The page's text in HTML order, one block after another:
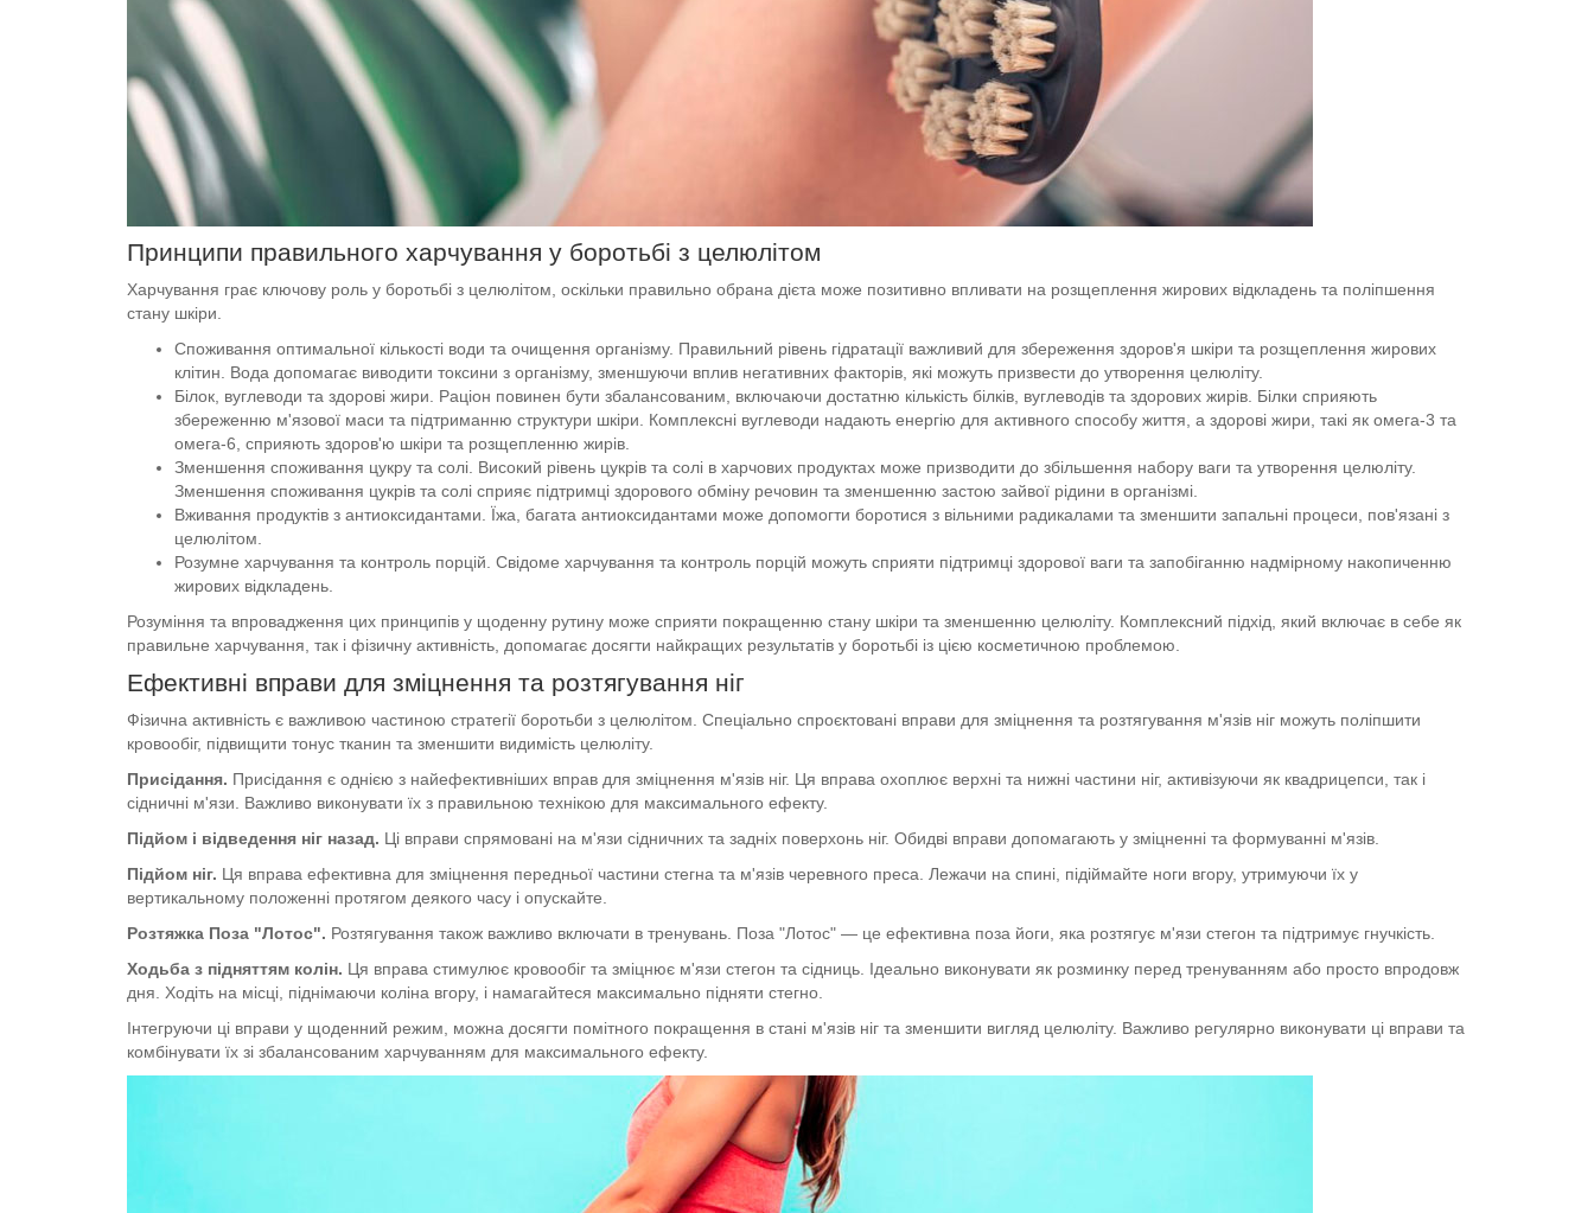
Принципи правильного харчування у боротьбі з целюлітом
Харчування грає ключову роль у боротьбі з целюлітом, оскільки правильно обрана дієта може позитивно впливати на розщеплення жирових відкладень та поліпшення
стану шкіри.
Споживання оптимальної кількості води та очищення організму. Правильний рівень гідратації важливий для збереження здоров'я шкіри та розщеплення жирових
клітин. Вода допомагає виводити токсини з організму, зменшуючи вплив негативних факторів, які можуть призвести до утворення целюліту.
Білок, вуглеводи та здорові жири. Раціон повинен бути збалансованим, включаючи достатню кількість білків, вуглеводів та здорових жирів. Білки сприяють
збереженню м'язової маси та підтриманню структури шкіри. Комплексні вуглеводи надають енергію для активного способу життя, а здорові жири, такі як омега-3 та
омега-6, сприяють здоров'ю шкіри та розщепленню жирів.
Зменшення споживання цукру та солі. Високий рівень цукрів та солі в харчових продуктах може призводити до збільшення набору ваги та утворення целюліту.
Зменшення споживання цукрів та солі сприяє підтримці здорового обміну речовин та зменшенню застою зайвої рідини в організмі.
Вживання продуктів з антиоксидантами. Їжа, багата антиоксидантами може допомогти боротися з вільними радикалами та зменшити запальні процеси, пов'язані з
целюлітом.
Розумне харчування та контроль порцій. Свідоме харчування та контроль порцій можуть сприяти підтримці здорової ваги та запобіганню надмірному накопиченню
жирових відкладень.
Розуміння та впровадження цих принципів у щоденну рутину може сприяти покращенню стану шкіри та зменшенню целюліту. Комплексний підхід, який включає в себе як
правильне харчування, так і фізичну активність, допомагає досягти найкращих результатів у боротьбі із цією косметичною проблемою.
Ефективні вправи для зміцнення та розтягування ніг
Фізична активність є важливою частиною стратегії боротьби з целюлітом. Спеціально спроєктовані вправи для зміцнення та розтягування м'язів ніг можуть поліпшити
кровообіг, підвищити тонус тканин та зменшити видимість целюліту.
Присідання. Присідання є однією з найефективніших вправ для зміцнення м'язів ніг. Ця вправа охоплює верхні та нижні частини ніг, активізуючи як квадрицепси, так і
сідничні м'язи. Важливо виконувати їх з правильною технікою для максимального ефекту.
Підйом і відведення ніг назад. Ці вправи спрямовані на м'язи сідничних та задніх поверхонь ніг. Обидві вправи допомагають у зміцненні та формуванні м'язів.
Підйом ніг. Ця вправа ефективна для зміцнення передньої частини стегна та м'язів черевного преса. Лежачи на спині, підіймайте ноги вгору, утримуючи їх у
вертикальному положенні протягом деякого часу і опускайте.
Розтяжка Поза "Лотос". Розтягування також важливо включати в тренувань. Поза "Лотос" — це ефективна поза йоги, яка розтягує м'язи стегон та підтримує гнучкість.
Ходьба з підняттям колін. Ця вправа стимулює кровообіг та зміцнює м'язи стегон та сідниць. Ідеально виконувати як розминку перед тренуванням або просто впродовж
дня. Ходіть на місці, піднімаючи коліна вгору, і намагайтеся максимально підняти стегно.
Інтегруючи ці вправи у щоденний режим, можна досягти помітного покращення в стані м'язів ніг та зменшити вигляд целюліту. Важливо регулярно виконувати ці вправи та
комбінувати їх зі збалансованим харчуванням для максимального ефекту.